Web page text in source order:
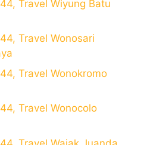
Travel Wiyung Batu
Travel Wonosari
Travel Wonokromo
Travel Wonocolo